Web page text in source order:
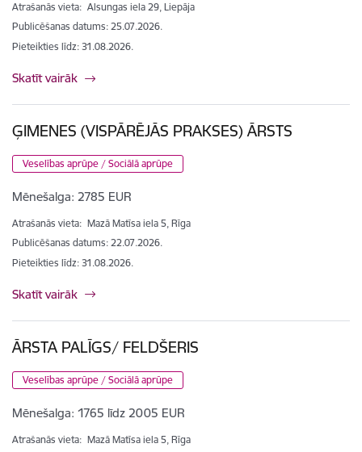
Atrašanās vieta: Alsungas iela 29, Liepāja
Publicēšanas datums: 25.07.2026.
Pieteikties līdz: 31.08.2026.
Skatīt vairāk
ĢIMENES (VISPĀRĒJĀS PRAKSES) ĀRSTS
Veselības aprūpe / Sociālā aprūpe
Mēnešalga: 2785 EUR
Atrašanās vieta: Mazā Matīsa iela 5, Rīga
Publicēšanas datums: 22.07.2026.
Pieteikties līdz: 31.08.2026.
Skatīt vairāk
ĀRSTA PALĪGS/ FELDŠERIS
Veselības aprūpe / Sociālā aprūpe
Mēnešalga: 1765 līdz 2005 EUR
Atrašanās vieta: Mazā Matīsa iela 5, Rīga